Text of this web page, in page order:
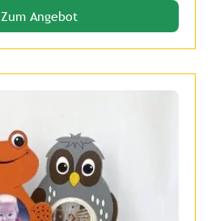
Zum Angebot